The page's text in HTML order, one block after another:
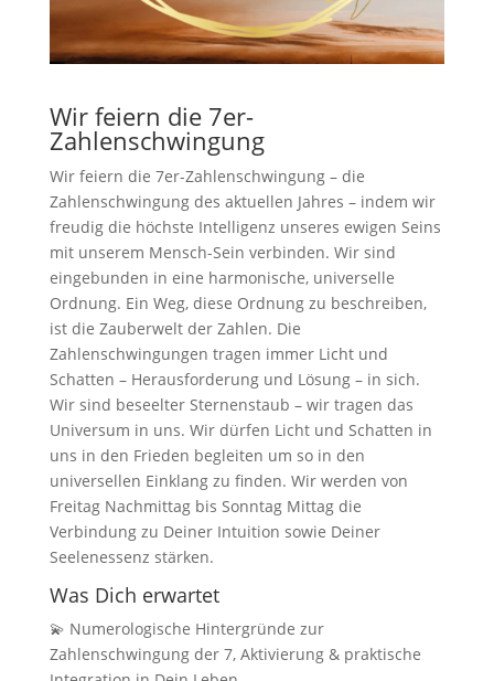
Wir feiern die 7er-
Zahlenschwingung
Wir feiern die 7er-Zahlenschwingung – die
Zahlenschwingung des aktuellen Jahres – indem wir
freudig die höchste Intelligenz unseres ewigen Seins
mit unserem Mensch-Sein verbinden. Wir sind
eingebunden in eine harmonische, universelle
Ordnung. Ein Weg, diese Ordnung zu beschreiben,
ist die Zauberwelt der Zahlen. Die
Zahlenschwingungen tragen immer Licht und
Schatten – Herausforderung und Lösung – in sich.
Wir sind beseelter Sternenstaub – wir tragen das
Universum in uns. Wir dürfen Licht und Schatten in
uns in den Frieden begleiten um so in den
universellen Einklang zu finden. Wir werden von
Freitag Nachmittag bis Sonntag Mittag die
Verbindung zu Deiner Intuition sowie Deiner
Seelenessenz stärken.
Was Dich erwartet
💫 Numerologische Hintergründe zur
Zahlenschwingung der 7, Aktivierung & praktische